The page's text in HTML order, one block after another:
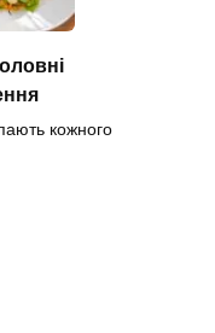
кожного